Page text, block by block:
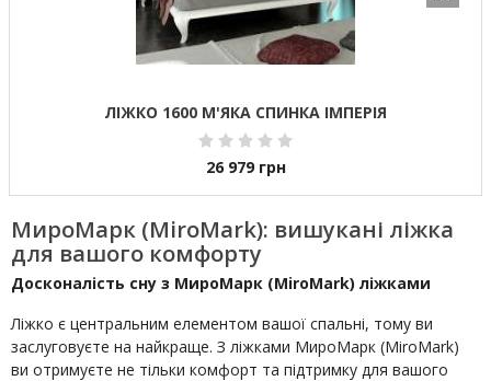
ЛІЖКО 1600 М'ЯКА СПИНКА ІМПЕРІЯ
26 979 грн
МироМарк (MiroMark): вишукані ліжка
для вашого комфорту
Досконалість сну з МироМарк (MiroMark) ліжками
Ліжко є центральним елементом вашої спальні, тому ви
заслуговуєте на найкраще. З ліжками МироМарк (MiroMark)
ви отримуєте не тільки комфорт та підтримку для вашого